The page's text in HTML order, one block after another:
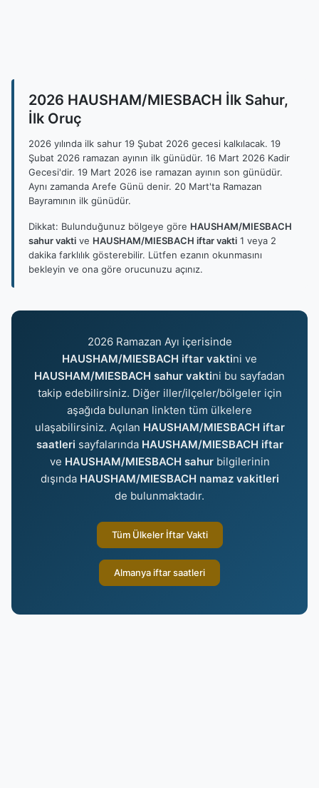
2026 HAUSHAM/MIESBACH İlk Sahur,
İlk Oruç
2026 yılında ilk sahur 19 Şubat 2026 gecesi kalkılacak. 19
Şubat 2026 ramazan ayının ilk günüdür. 16 Mart 2026 Kadir
Gecesi'dir. 19 Mart 2026 ise ramazan ayının son günüdür.
Aynı zamanda Arefe Günü denir. 20 Mart'ta Ramazan
Bayramının ilk günüdür.
Dikkat: Bulunduğunuz bölgeye göre HAUSHAM/MIESBACH
sahur vakti ve HAUSHAM/MIESBACH iftar vakti 1 veya 2
dakika farklılık gösterebilir. Lütfen ezanın okunmasını
bekleyin ve ona göre orucunuzu açınız.
2026 Ramazan Ayı içerisinde
HAUSHAM/MIESBACH iftar vaktini ve
HAUSHAM/MIESBACH sahur vaktini bu sayfadan
takip edebilirsiniz. Diğer iller/ilçeler/bölgeler için
aşağıda bulunan linkten tüm ülkelere
ulaşabilirsiniz. Açılan HAUSHAM/MIESBACH iftar
saatleri sayfalarında HAUSHAM/MIESBACH iftar
ve HAUSHAM/MIESBACH sahurbilgilerinin
dışında HAUSHAM/MIESBACH namaz vakitleri
de bulunmaktadır.
Tüm Ülkeler İftar Vakti
Almanya iftar saatleri